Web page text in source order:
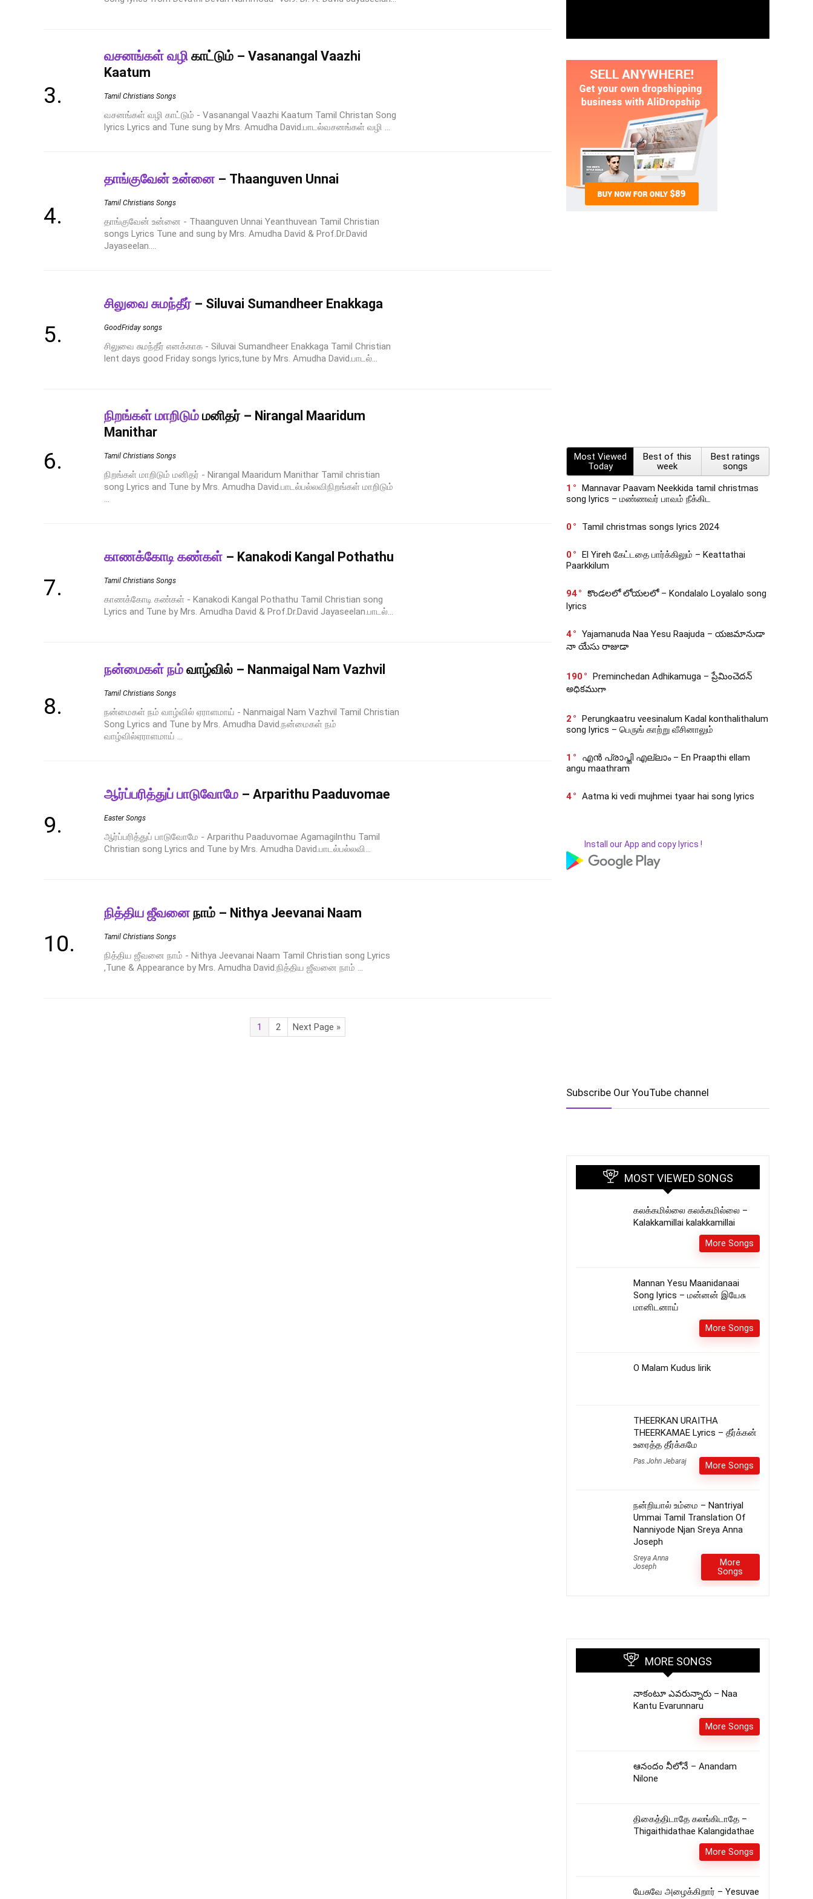
வசனங்கள் வழி காட்டும் – Vasanangal Vaazhi
Kaatum
Tamil Christians Songs
வசனங்கள் வழி காட்டும் - Vasanangal Vaazhi Kaatum Tamil Christan Song
lyrics Lyrics and Tune sung by Mrs. Amudha David.பாடல்வசனங்கள் வழி ...
தாங்குவேன் உன்னை– Thaanguven Unnai
Tamil Christians Songs
தாங்குவேன் உன்னை - Thaanguven Unnai Yeanthuvean Tamil Christian
songs Lyrics Tune and sung by Mrs. Amudha David & Prof.Dr.David
Jayaseelan....
சிலுவை சுமந்தீர்– Siluvai Sumandheer Enakkaga
GoodFriday songs
சிலுவை சுமந்தீர் எனக்காக - Siluvai Sumandheer Enakkaga Tamil Christian
lent days good Friday songs lyrics,tune by Mrs. Amudha David.பாடல்...
நிறங்கள் மாறிடும் மனிதர் – Nirangal Maaridum
Manithar
Tamil Christians Songs
நிறங்கள் மாறிடும் மனிதர் - Nirangal Maaridum Manithar Tamil christian
song Lyrics and Tune by Mrs. Amudha David.பாடல்பல்லவிநிறங்கள் மாறிடும்
...
காணக்கோடி கண்கள் – Kanakodi Kangal Pothathu
Tamil Christians Songs
காணக்கோடி கண்கள் - Kanakodi Kangal Pothathu Tamil Christian song
Lyrics and Tune by Mrs. Amudha David & Prof.Dr.David Jayaseelan.பாடல்...
நன்மைகள் நம் வாழ்வில் – Nanmaigal Nam Vazhvil
Tamil Christians Songs
நன்மைகள் நம் வாழ்வில் ஏராளமாய் - Nanmaigal Nam Vazhvil Tamil Christian
Song Lyrics and Tune by Mrs. Amudha David.நன்மைகள் நம்
வாழ்வில்ஏராளமாய் ...
ஆர்ப்பரித்துப் பாடுவோமே – Arparithu Paaduvomae
Easter Songs
ஆர்ப்பரித்துப் பாடுவோமே - Arparithu Paaduvomae Agamagilnthu Tamil
Christian song Lyrics and Tune by Mrs. Amudha David.பாடல்பல்லவி...
நித்திய ஜீவனைநாம் – Nithya Jeevanai Naam
Tamil Christians Songs
நித்திய ஜீவனை நாம் - Nithya Jeevanai Naam Tamil Christian song Lyrics
,Tune & Appearance by Mrs. Amudha David.நித்திய ஜீவனை நாம் ...
1 2 Next Page »
Most Viewed
Today
Best of this
week
Best ratings
songs
1
Mannavar Paavam Neekkida tamil christmas
song lyrics – மண்ணவர் பாவம் நீக்கிட
0 Tamil christmas songs lyrics 2024
0
El Yireh கேட்டதை பார்க்கிலும் – Keattathai
Paarkkilum
94
కొండలలో లోయలలో – Kondalalo Loyalalo song
lyrics
4
Yajamanuda Naa Yesu Raajuda – యజమానుడా
నా యేసు రాజుడా
190
Preminchedan Adhikamuga – ప్రేమించెదన్
అధికముగా
2
Perungkaatru veesinalum Kadal konthalithalum
song lyrics – பெருங் காற்று வீசினாலும்
1
എൻ പ്രാപ്തി എല്ലാം – En Praapthi ellam
angu maathram
4 Aatma ki vedi mujhmei tyaar hai song lyrics
Install our App and copy lyrics !
Subscribe Our YouTube channel
MOST VIEWED SONGS
கலக்கமில்லை கலக்கமில்லை –
Kalakkamillai kalakkamillai
More Songs
Mannan Yesu Maanidanaai
Song lyrics – மன்னன் இயேசு
மானிடனாய்
More Songs
O Malam Kudus lirik
THEERKAN URAITHA
THEERKAMAE Lyrics – தீர்க்கன்
உரைத்த தீர்க்கமே
Pas.John Jebaraj More Songs
நன்றியால் உம்மை – Nantriyal
Ummai Tamil Translation Of
Nanniyode Njan Sreya Anna
Joseph
Sreya Anna
Joseph
More
Songs
MORE SONGS
నాకంటూ ఎవరున్నారు – Naa
Kantu Evarunnaru
More Songs
ఆనందం నీలోనే – Anandam
Nilone
திகைத்திடாதே கலங்கிடாதே –
Thigaithidathae Kalangidathae
More Songs
யேசுவே அழைக்கிறார் – Yesuvae